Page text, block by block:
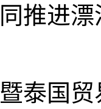
推进
国贸